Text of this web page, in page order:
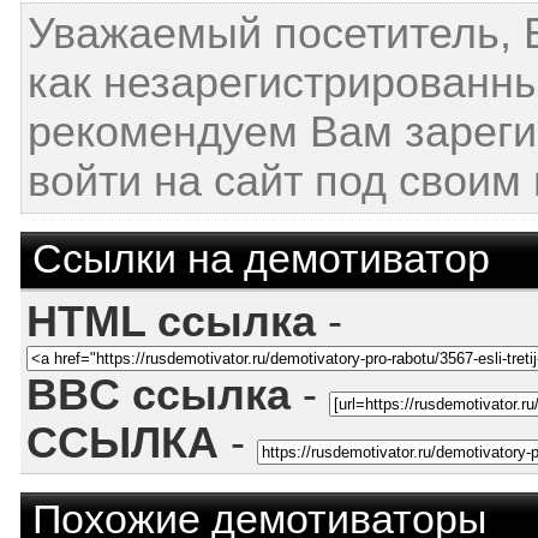
Уважаемый посетитель,
как
рекомендуем Вам
войти на сайт под
Ссылки на демотиватор
HTML ссылка-
BBC ссылка-
ССЫЛКА -
Похожие демотиваторы